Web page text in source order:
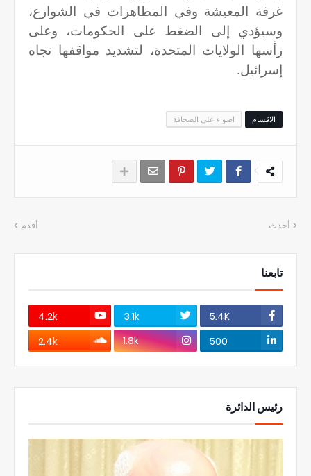
غرفة المعيشة وفي المظاهرات في الشوارع،
وسيؤدي إلى الضغط على الحكومات، وعلى
رأسها الولايات المتحدة، لتشديد مواقفها تجاه
إسرائيل.
الاقسام اضواء على الصحافة
أحدث أقدم
تابعنا
5.4K
3.1k
4.2k
500
1.8k
2.4k
رئيس الدائرة